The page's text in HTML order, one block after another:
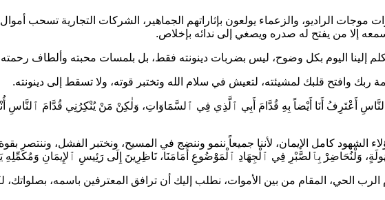
موجات الراديو، والزعماء يولعون بإثاراتهم الجماهير، الشركات التجارية تسحب
إلا من يفتح له صدره ويصغي إلى ندائه بإخلاص.
إلينا اليوم بكل وضوح، ليس بضربات دينونته فقط، بل بلمسات محبته وألطاف
ربك وافتح قلبك لمشيئته، لتعيش في سلام الله وتختبر قوته، ولا تسقط إلى دينونته.
أَعْتَرِفُ أَنَا أَيْضاً بِهِ قُدَّامَ أَبِي ٱلَّذِي فِي ٱلسَّمَاوَاتِ، وَلٰكِنْ مَنْ يُنْكِرُنِي قُدَّامَ ٱلنَّاسِ
الشهود كامل الإيمان، لأننا جميعاً ننمو وننضج في المسيح، ونختبر الفشل، وننتصر
وَلْنُحَاضِرْ بِٱلصَّبْرِ فِي ٱلْجِهَادِ ٱلْمَوْضُوعِ أَمَامَنَا، نَاظِرِينَ إِلَى رَئِيسِ ٱلإِيمَانِ
الحي، المقام من بين الأموات، نطلب إليك أن ترافق المعترفين باسمه،